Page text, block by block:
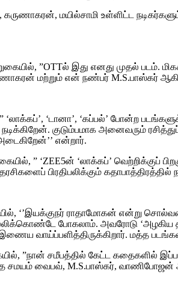
மயில்சாமி உள்ளிட்ட
”OTTல் இது எனது முதல் படம்.
மற்றும் என் நண்பர் M.S.பாஸ்கர்
‘லாக்கப்’, ‘டானா’, ‘கப்பல்’ போன்ற
குடும்பமாக அனைவரும்
என்றார்.
” ‘ZEE5ன் ‘லாக்கப்’ வெற்றிக்குப்
பிரதிபலிக்கும்
‘’இயக்குநர் ராதாமோகன் என்று
போகலாம். அவரோடு ‘அழகிய
வாய்ப்பளித்திருக்கிறார். மத்த
”நான் சமீபத்தில் கேட்ட கதைகளில்
சமயம் வைபவ், M.S.பாஸ்கர், வாணிபோஜன்